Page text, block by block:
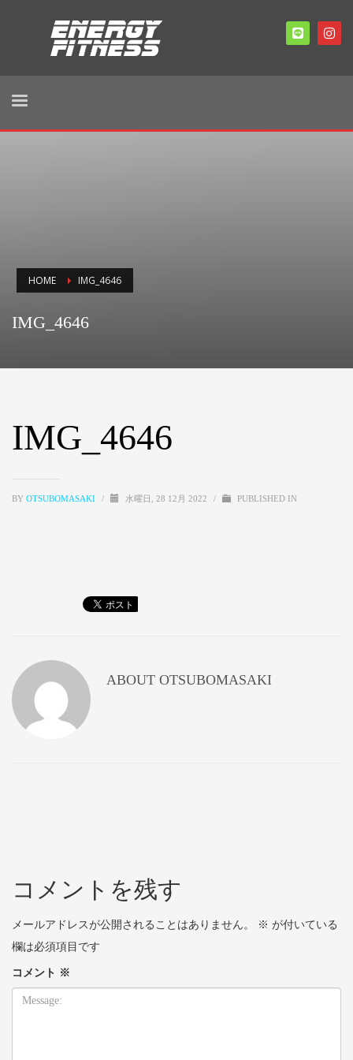
HOME IMG_4646
IMG_4646
IMG_4646
BY OTSUBOMASAKI / 水曜日, 28 12月 2022 / PUBLISHED IN
ABOUT OTSUBOMASAKI
コメントを残す
メールアドレスが公開されることはありません。 ※ が付いている
欄は必須項目です
コメント ※